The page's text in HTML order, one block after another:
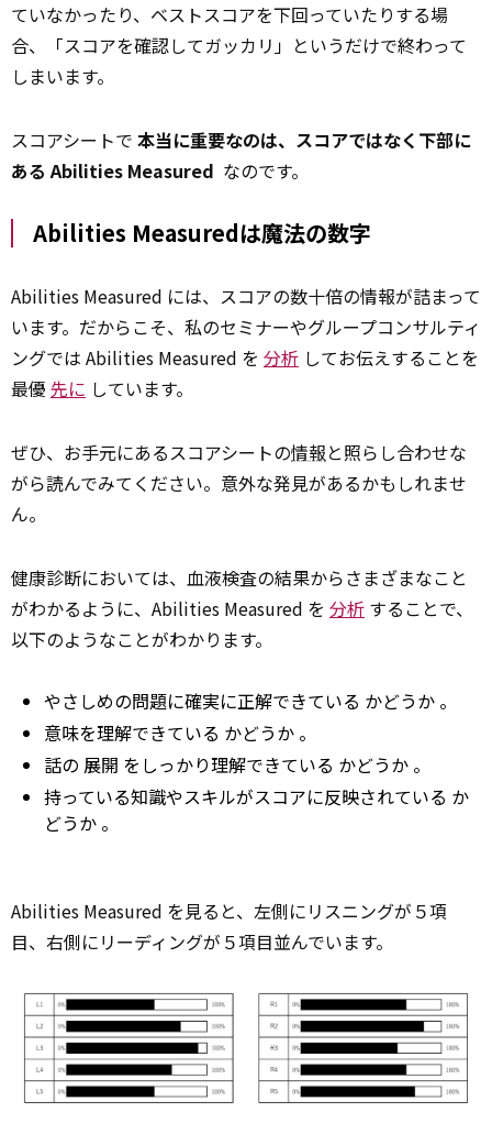
ていなかったり、ベストスコアを下回っていたりする場
合、「スコアを確認してガッカリ」というだけで終わって
しまいます。
スコアシートで 本当に重要なのは、スコアではなく下部に
ある Abilities Measured なのです。
Abilities Measuredは魔法の数字
Abilities Measured には、スコアの数十倍の情報が詰まって
います。だからこそ、私のセミナーやグループコンサルティ
ングでは Abilities Measured を 分析 してお伝えすることを
最優 先に しています。
ぜひ、お手元にあるスコアシートの情報と照らし合わせな
がら読んでみてください。意外な発見があるかもしれませ
ん。
健康診断においては、血液検査の結果からさまざまなこと
がわかるように、Abilities Measured を 分析 することで、
以下のようなことがわかります。
やさしめの問題に確実に正解できている かどうか 。
意味を理解できている かどうか 。
話の 展開 をしっかり理解できている かどうか 。
持っている知識やスキルがスコアに反映されている か
どうか 。
Abilities Measured を見ると、左側にリスニングが５項
目、右側にリーディングが５項目並んでいます。